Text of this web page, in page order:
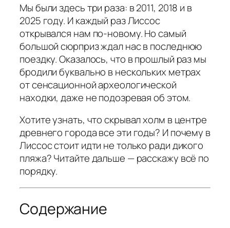
Мы были здесь три раза: в 2011, 2018 и в
2025 году. И каждый раз Лиссос
открывался нам по-новому. Но самый
большой сюрприз ждал нас в последнюю
поездку. Оказалось, что в прошлый раз мы
бродили буквально в нескольких метрах
от сенсационной археологической
находки, даже не подозревая об этом.
Хотите узнать, что скрывал холм в центре
древнего города все эти годы? И почему в
Лиссос стоит идти не только ради дикого
пляжа? Читайте дальше — расскажу всё по
порядку.
Содержание